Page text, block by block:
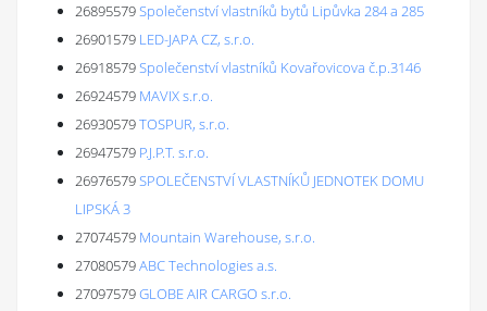
26895579Společenství vlastníků bytů Lipůvka 284 a 285
26901579 LED-JAPA CZ, s.r.o.
26918579Společenství vlastníků Kovařovicova č.p.3146
26924579 MAVIX s.r.o.
26930579TOSPUR, s.r.o.
26947579 P.J.P.T. s.r.o.
26976579SPOLEČENSTVÍ VLASTNÍKŮ JEDNOTEK DOMU
LIPSKÁ 3
27074579 Mountain Warehouse, s.r.o.
27080579ABC Technologies a.s.
27097579GLOBE AIR CARGO s.r.o.